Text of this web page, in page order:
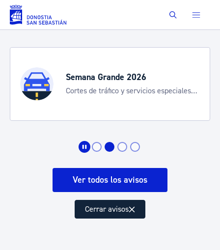
Saltar al contenido principal Buscar
Semana Grande 2026
Cortes de tráfico y servicios especiales
Ver todos los avisos
Cerrar avisos